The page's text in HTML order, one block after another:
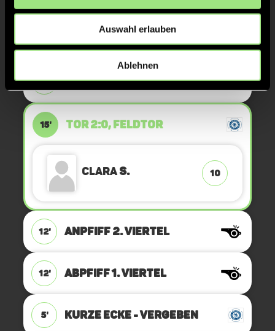
Auswahl erlauben
Ablehnen
Clara S.
16' KURZE ECKE
15' TOR 2:0, FELDTOR
ClaraS. 10
12' ANPFIFF 2. Viertel
12' ABPFIFF 1. Viertel
5' KURZE ECKE - VERGEBEN